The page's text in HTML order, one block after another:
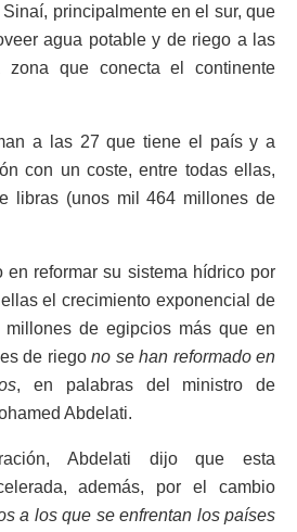
principalmente en el sur, que
agua potable y de riego a las
zona que conecta el continente
a las 27 que tiene el país y a
con un coste, entre todas ellas,
libras (unos mil 464 millones de
en reformar su sistema hídrico por
el crecimiento exponencial de
millones de egipcios más que en
de riegono se han reformado en
, en palabras del ministro de
Abdelati.
Abdelati dijo que esta
además, por el cambio
a los que se enfrentan los países